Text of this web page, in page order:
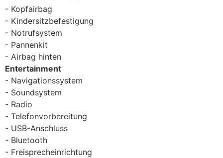
Kopfairbag
Kindersitzbefestigung
Notrufsystem
Pannenkit
Airbag hinten
Entertainment
Navigationssystem
Soundsystem
Radio
Telefonvorbereitung
USB-Anschluss
Bluetooth
Freisprecheinrichtung